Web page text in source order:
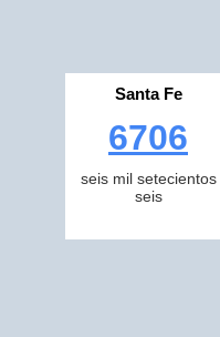
Santa Fe
6706
seis mil setecientos
seis